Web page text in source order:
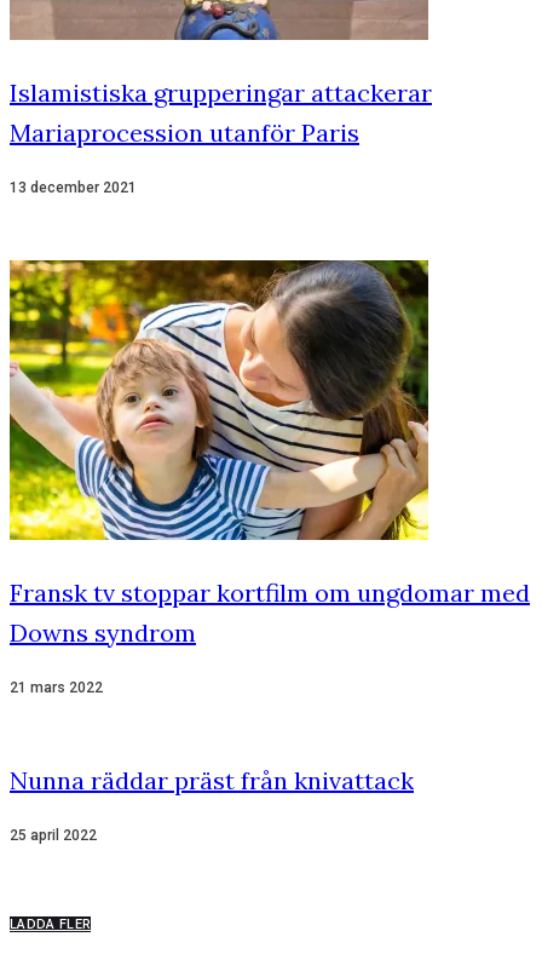
Islamistiska grupperingar attackerar
Mariaprocession utanför Paris
13 december 2021
Fransk tv stoppar kortfilm om ungdomar med
Downs syndrom
21 mars 2022
Nunna räddar präst från knivattack
25 april 2022
LADDA FLER